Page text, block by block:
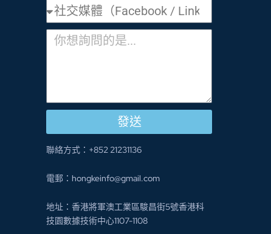
發送
聯絡方式：+852 21231136
電郵：hongkeinfo@gmail.com
地址：香港將軍澳工業區駿昌街5號香港科
技園數據技術中心1107-1108